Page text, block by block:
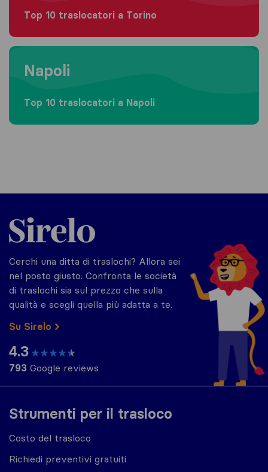
Top 10 traslocatori a Torino
Moving to Napoli
Napoli
Top 10 traslocatori a Napoli
Strumenti per il trasloco
Costo del trasloco
Richiedi preventivi gratuiti
Sirelo.it
Cerchi una ditta di traslochi? Allora sei
nel posto giusto. Confronta le società
di traslochi sia sul prezzo che sulla
qualità e scegli quella più adatta a te.
Su Sirelo
4.3
793 Google reviews